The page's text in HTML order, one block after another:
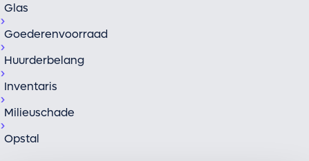
Glas
Goederenvoorraad
Huurderbelang
Inventaris
Milieuschade
Opstal